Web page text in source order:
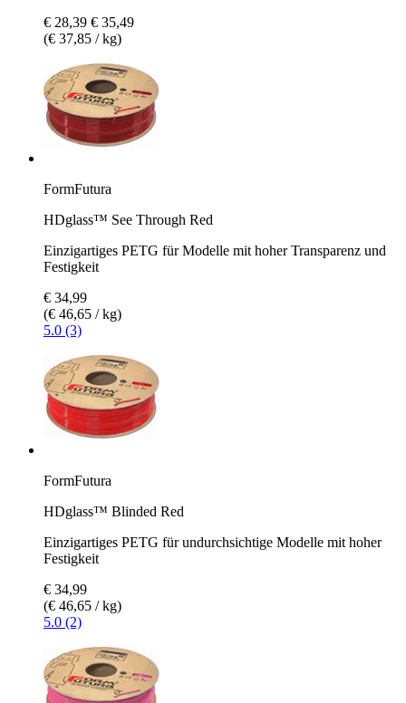
€ 28,39 € 35,49
(€ 37,85 / kg)
FormFutura
HDglass™ See Through Red
Einzigartiges PETG für Modelle mit hoher Transparenz und
Festigkeit
€ 34,99
(€ 46,65 / kg)
5.0 (3)
FormFutura
HDglass™ Blinded Red
Einzigartiges PETG für undurchsichtige Modelle mit hoher
Festigkeit
€ 34,99
(€ 46,65 / kg)
5.0 (2)